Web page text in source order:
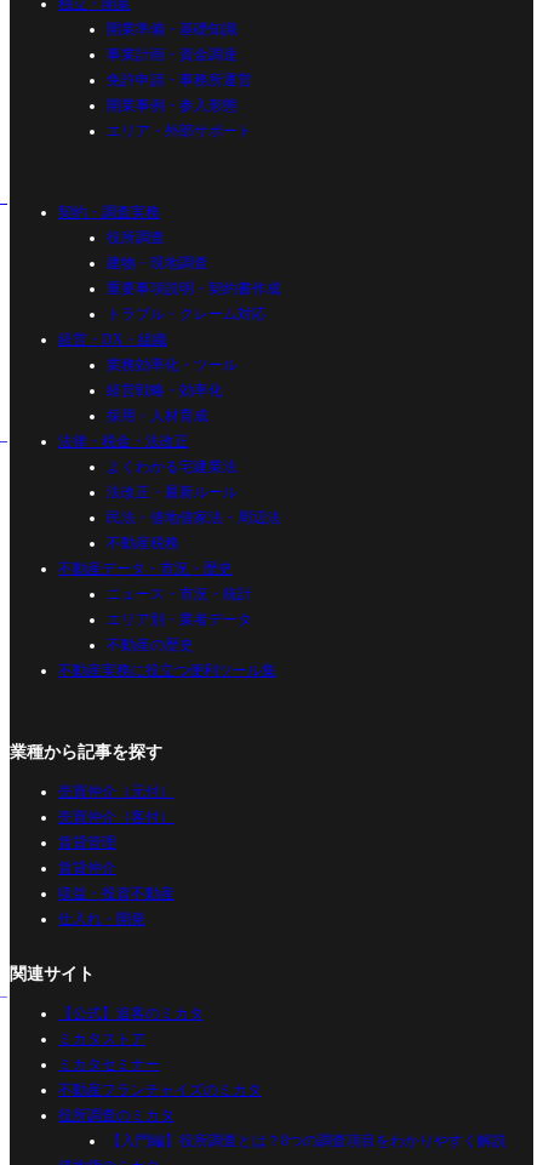
独立・開業
開業準備・基礎知識
事業計画・資金調達
免許申請・事務所運営
開業事例・参入形態
エリア・外部サポート
契約・調査実務
役所調査
建物・現地調査
重要事項説明・契約書作成
トラブル・クレーム対応
経営・DX・組織
業務効率化・ツール
経営戦略・効率化
採用・人材育成
法律・税金・法改正
よくわかる宅建業法
法改正・最新ルール
民法・借地借家法・周辺法
不動産税務
不動産データ・市況・歴史
ニュース・市況・統計
エリア別・業者データ
不動産の歴史
不動産実務に役立つ便利ツール集
業種から記事を探す
売買仲介（元付）
売買仲介（客付）
賃貸管理
賃貸仲介
収益・投資不動産
仕入れ・開発
関連サイト
【公式】追客のミカタ
ミカタストア
ミカタセミナー
不動産フランチャイズのミカタ
役所調査のミカタ
【入門編】役所調査とは？8つの調査項目をわかりやすく解説